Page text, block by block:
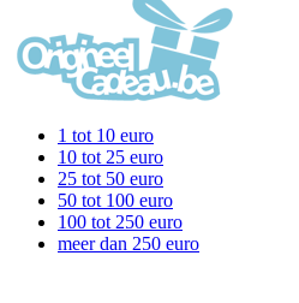
1 tot 10 euro
10 tot 25 euro
25 tot 50 euro
50 tot 100 euro
100 tot 250 euro
meer dan 250 euro